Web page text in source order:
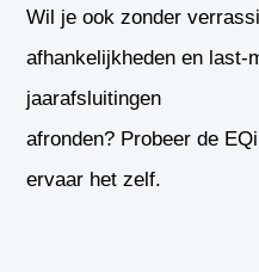
Wil je ook zonder
afhankelijkheden en last-
jaarafsluitingen
afronden? Probeer de
ervaar het zelf.